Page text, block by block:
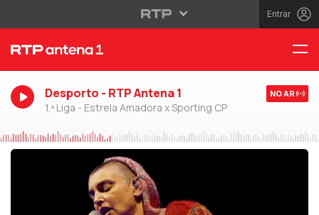
Entrar
Desporto - RTP Antena 1
1.ª Liga - Estrela Amadora x Sporting CP
NO AR